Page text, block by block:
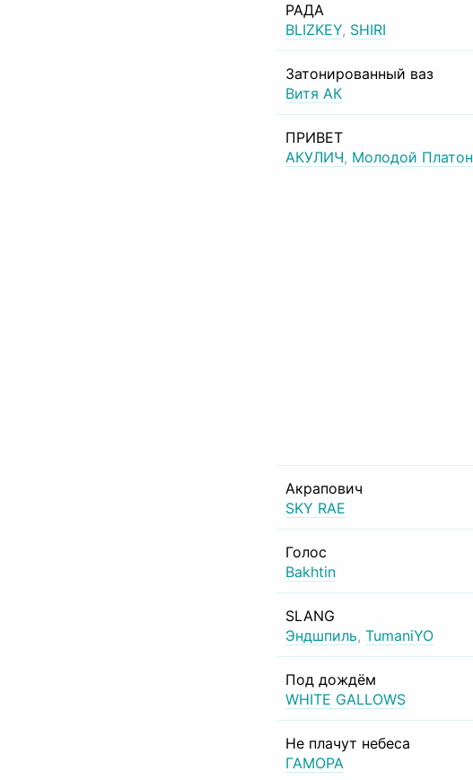
РАДА
BLIZKEY, SHIRI
Затонированный ваз
Витя АК
ПРИВЕТ
АКУЛИЧ, Молодой Платон
Акрапович
SKY RAE
Голос
Bakhtin
SLANG
Эндшпиль, TumaniYO
Под дождём
WHITE GALLOWS
Не плачут небеса
ГАМОРА